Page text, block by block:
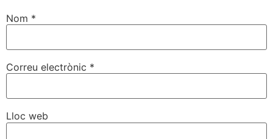
Nom *
Correu electrònic *
Lloc web